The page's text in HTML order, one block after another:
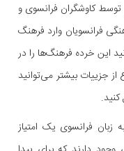
کاوشگران فرانسوی و
فرانسویان وارد فرهنگ
این خرده فرهنگ‌ها را در
جزییات بیشتر می‌توانید
کنید.
زبان فرانسوی یک امتیاز